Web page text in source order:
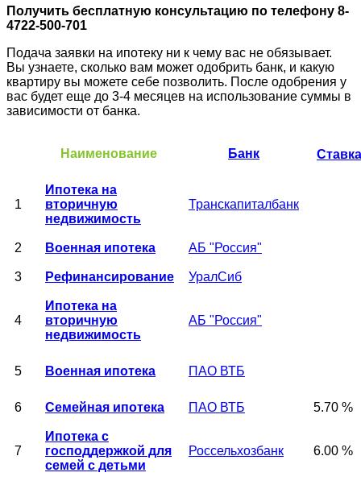
Получить бесплатную консультацию по телефону 8-
4722-500-701
Подача заявки на ипотеку ни к чему вас не обязывает.
Вы узнаете, сколько вам может одобрить банк, и какую
квартиру вы можете себе позволить. После одобрения у
вас будет еще до 3-4 месяцев на использование суммы в
зависимости от банка.
Наименование Банк Ставка
1
Ипотека на
вторичную
недвижимость
Транскапиталбанк
2 Военная ипотека АБ "Россия"
3 Рефинансирование УралСиб
4
Ипотека на
вторичную
недвижимость
АБ "Россия"
5 Военная ипотека ПАО ВТБ
6 Семейная ипотека ПАО ВТБ 5.70 %
7
Ипотека с
господдержкой для
семей с детьми
Россельхозбанк 6.00 %